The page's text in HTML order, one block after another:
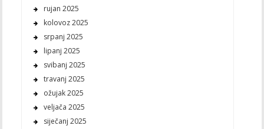
rujan 2025
kolovoz 2025
srpanj 2025
lipanj 2025
svibanj 2025
travanj 2025
ožujak 2025
veljača 2025
siječanj 2025